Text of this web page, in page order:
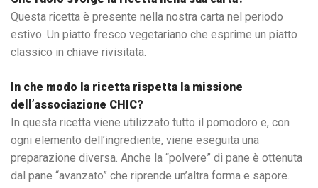
Questa ricetta è presente nella nostra carta nel periodo
estivo. Un piatto fresco vegetariano che esprime un piatto
classico in chiave rivisitata.
In che modo la ricetta rispetta la missione
dell’associazione CHIC?
In questa ricetta viene utilizzato tutto il pomodoro e, con
ogni elemento dell’ingrediente, viene eseguita una
preparazione diversa. Anche la “polvere” di pane è ottenuta
dal pane “avanzato” che riprende un’altra forma e sapore.